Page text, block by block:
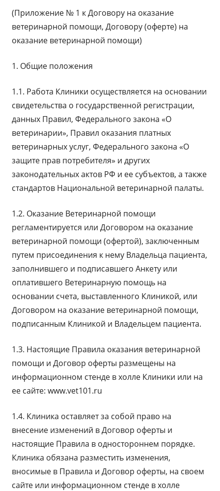
(Приложение № 1 к Договору на оказание
ветеринарной помощи, Договору (оферте) на
оказание ветеринарной помощи)
1. Общие положения
1.1. Работа Клиники осуществляется на основании
свидетельства о государственной регистрации,
данных Правил, Федерального закона «О
ветеринарии», Правил оказания платных
ветеринарных услуг, Федерального закона «О
защите прав потребителя» и других
законодательных актов РФ и ее субъектов, а также
стандартов Национальной ветеринарной палаты.
1.2. Оказание Ветеринарной помощи
регламентируется или Договором на оказание
ветеринарной помощи (офертой), заключенным
путем присоединения к нему Владельца пациента,
заполнившего и подписавшего Анкету или
оплатившего Ветеринарную помощь на
основании счета, выставленного Клиникой, или
Договором на оказание ветеринарной помощи,
подписанным Клиникой и Владельцем пациента.
1.3. Настоящие Правила оказания ветеринарной
помощи и Договор оферты размещены на
информационном стенде в холле Клиники или на
ее сайте: www.vet101.ru
1.4. Клиника оставляет за собой право на
внесение изменений в Договор оферты и
настоящие Правила в одностороннем порядке.
Клиника обязана разместить изменения,
вносимые в Правила и Договор оферты, на своем
сайте или информационном стенде в холле